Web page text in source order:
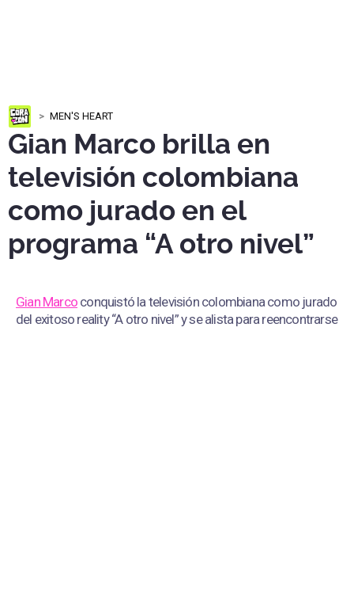
MEN'S HEART
Gian Marco brilla en
televisión colombiana
como jurado en el
programa “A otro nivel”
Gian Marco conquistó la televisión colombiana como jurado
del exitoso reality “A otro nivel” y se alista para reencontrarse